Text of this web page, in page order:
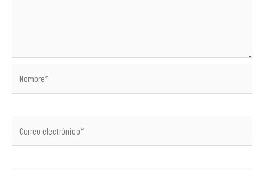
electrónico*